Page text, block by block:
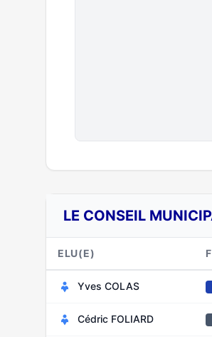
LE CONSEIL
ELU(E)
Yves COLAS
Cédric FOLIARD